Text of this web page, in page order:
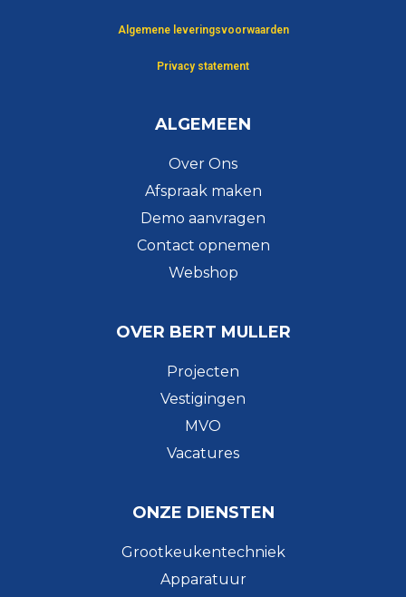
Algemene leveringsvoorwaarden
Privacy statement
ALGEMEEN
Over Ons
Afspraak maken
Demo aanvragen
Contact opnemen
Webshop
OVER BERT MULLER
Projecten
Vestigingen
MVO
Vacatures
ONZE DIENSTEN
Grootkeukentechniek
Apparatuur